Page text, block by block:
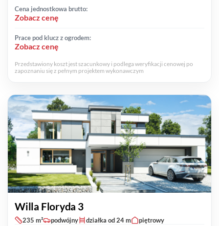
Cena jednostkowa brutto:
Zobacz cenę
Prace pod klucz z ogrodem:
Zobacz cenę
Przedstawiony koszt jest szacunkowy i podlega weryfikacji cenowej po
zapoznaniu się z pełnym projektem wykonawczym
Willa Floryda 3
235 m² podwójny działka od 24 m piętrowy